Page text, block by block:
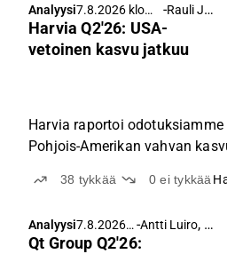
Analyysi7.8.2026 klo
5.00
- Rauli Juva
Harvia Q2'26: USA-
vetoinen kasvu jatkuu
Harvia raportoi
Pohjois-Amerikan vahvan
38 tykkää 0ei tykkää
Analyysi7.8.2026
klo 4.30
-Antti Luiro, Atte
Qt Group Q2'26: